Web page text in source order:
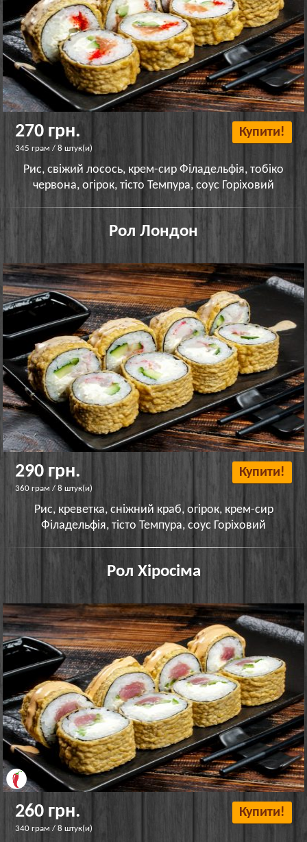
270 грн.
345 грам / 8 штук(и)
Купити!
Рис, свіжий лосось, крем-сир Філадельфія, тобіко
червона, огірок, тісто Темпура, соус Горіховий
Рол Лондон
290 грн.
360 грам / 8 штук(и)
Купити!
Рис, креветка, сніжний краб, огірок, крем-сир
Філадельфія, тісто Темпура, соус Горіховий
Рол Хіросіма
260 грн.
340 грам / 8 штук(и)
Купити!